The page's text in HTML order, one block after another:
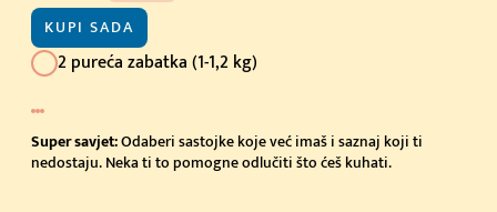
KUPI SADA
2 pureća zabatka (1-1,2 kg)
Super savjet:Odaberi sastojke koje već imaš i saznaj koji ti
nedostaju. Neka ti to pomogne odlučiti što ćeš kuhati.